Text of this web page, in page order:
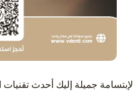
لإبتسامة جميلة إليك أحدث تقنيات